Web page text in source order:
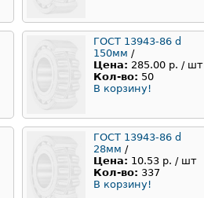
ГОСТ 13943-86 d
150мм /
Цена: 285.00 р. / шт
Кол-во: 50
В корзину!
ГОСТ 13943-86 d
28мм /
Цена: 10.53 р. / шт
Кол-во: 337
В корзину!